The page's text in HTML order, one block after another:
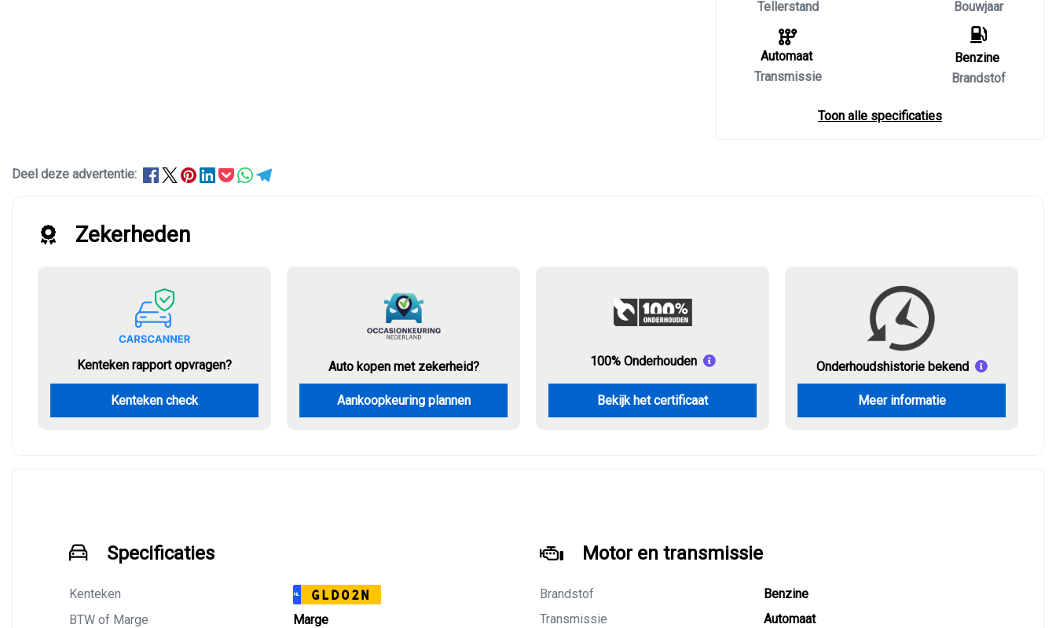
Tellerstand
Automaat
Transmissie
Bouwjaar
Benzine
Brandstof
Toon alle specificaties
Deel deze advertentie:
Zekerheden
Kenteken rapport opvragen?
Kenteken check
Auto kopen met zekerheid?
Aankoopkeuring plannen
100% Onderhouden
Bekijk het certificaat
Onderhoudshistorie bekend
Meer informatie
Specificaties
Kenteken NL GLD02N
BTW of Marge
Marge
Motor en transmissie
Brandstof
Benzine
Transmissie
Automaat